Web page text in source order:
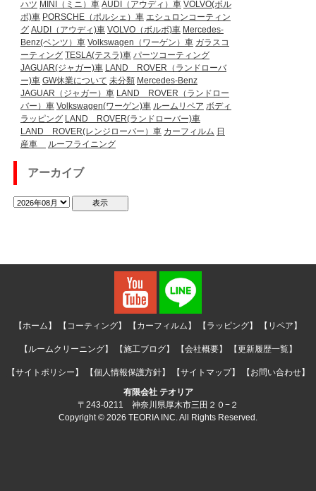
ハツ MINI（ミニ）車 AUDI（アウディ）車 VOLVO(ボル
ボ)車 PORSCHE（ポルシェ）車 エシュロンコーティン
グ AUDI（アウディ)車 VOLVO（ボルボ)車 Mercedes-
Benz(ベンツ）車 Volkswagen（ワーゲン）車 ガラスコ
ーティング TESLA(テスラ)車 パーツコーティング
JAGUAR(ジャガー)車 LAND ROVER（ランドローバ
ー)車 GW休業について 未分類 Mercedes-Benz
JAGUAR（ジャガー）車 LAND ROVER（ランドロー
バー）車 Volkswagen(ワーゲン)車 ルームリペア ボディ
ラッピング LAND ROVER(ランドローバー)車
LAND ROVER(レンジローバー）車 カーフィルム 日
産車
ルーフライニング
アーカイブ
【ホーム】 【コーティング】 【カーフィルム】 【ラッピング】 【リペア】
【ルームクリーニング】 【施工ブログ】 【会社概要】 【更新履歴一覧】
【サイトポリシー】 【個人情報保護方針】 【サイトマップ】
【お問い合わせ】
有限会社 テオリア
〒243-0211 神奈川県厚木市三田２０−２
Copyright © 2026 TEORIA INC. All Rights Reserved.